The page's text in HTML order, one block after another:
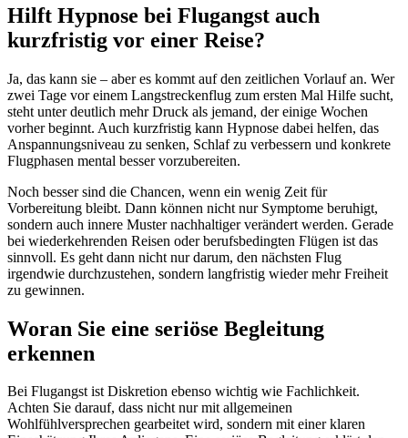
Hilft Hypnose bei Flugangst auch
kurzfristig vor einer Reise?
Ja, das kann sie – aber es kommt auf den zeitlichen Vorlauf an. Wer
zwei Tage vor einem Langstreckenflug zum ersten Mal Hilfe sucht,
steht unter deutlich mehr Druck als jemand, der einige Wochen
vorher beginnt. Auch kurzfristig kann Hypnose dabei helfen, das
Anspannungsniveau zu senken, Schlaf zu verbessern und konkrete
Flugphasen mental besser vorzubereiten.
Noch besser sind die Chancen, wenn ein wenig Zeit für
Vorbereitung bleibt. Dann können nicht nur Symptome beruhigt,
sondern auch innere Muster nachhaltiger verändert werden. Gerade
bei wiederkehrenden Reisen oder berufsbedingten Flügen ist das
sinnvoll. Es geht dann nicht nur darum, den nächsten Flug
irgendwie durchzustehen, sondern langfristig wieder mehr Freiheit
zu gewinnen.
Woran Sie eine seriöse Begleitung
erkennen
Bei Flugangst ist Diskretion ebenso wichtig wie Fachlichkeit.
Achten Sie darauf, dass nicht nur mit allgemeinen
Wohlfühlversprechen gearbeitet wird, sondern mit einer klaren